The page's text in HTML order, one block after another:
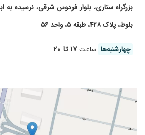
بزرگراه ستاری، بلوار فردوس شرقی، نرسیده به
بلوط، پلاک ۴۲۸، طبقه ۵، واحد ۵۶
چهارشنبه‌ها ساعت۱۷ تا ۲۰